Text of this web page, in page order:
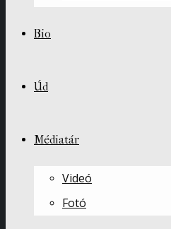
Bio
Úd
Médiatár
Videó
Fotó